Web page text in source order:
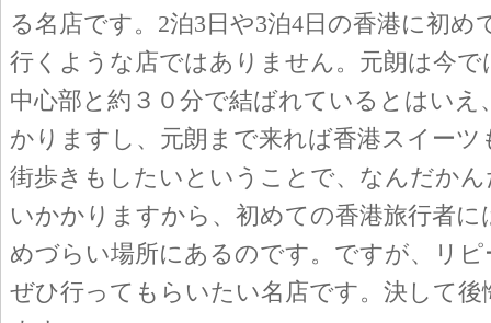
る名店です。2泊3日や3泊4日の香港に初め
行くような店ではありません。元朗は今で
中心部と約３０分で結ばれているとはいえ
かりますし、元朗まで来れば香港スイー
街歩きもしたいということで、なんだか
いかかりますから、初めての香港旅行者
めづらい場所にあるのです。ですが、リ
ぜひ行ってもらいたい名店です。決して